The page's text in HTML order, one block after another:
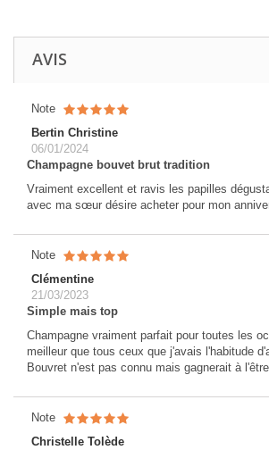
AVIS
Note
Bertin Christine
06/01/2024
Champagne bouvet brut tradition
Vraiment excellent et ravis les papilles
avec ma sœur désire acheter pour mon
Note
Clémentine
21/03/2023
Simple mais top
Champagne vraiment parfait pour toutes les
meilleur que tous ceux que j'avais l'habitude
Bouvret n'est pas connu mais gagnerait à
Note
Christelle Tolède